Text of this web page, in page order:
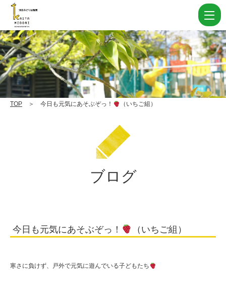
日
も
元
気
に
あ
っ！
ち
ご
|
TOP ＞ 今日も元気にあそぶぞっ！ （いちご組）
ブログ
今日も元気にあそぶぞっ！ （いちご組）
寒さに負けず、戸外で元気に遊んでいる子どもたち